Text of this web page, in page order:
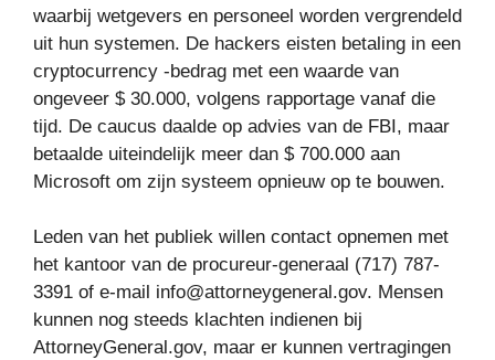
waarbij wetgevers en personeel worden vergrendeld
uit hun systemen. De hackers eisten betaling in een
cryptocurrency -bedrag met een waarde van
ongeveer $ 30.000, volgens rapportage vanaf die
tijd. De caucus daalde op advies van de FBI, maar
betaalde uiteindelijk meer dan $ 700.000 aan
Microsoft om zijn systeem opnieuw op te bouwen.
Leden van het publiek willen contact opnemen met
het kantoor van de procureur-generaal (717) 787-
3391 of e-mail info@attorneygeneral.gov. Mensen
kunnen nog steeds klachten indienen bij
AttorneyGeneral.gov, maar er kunnen vertragingen